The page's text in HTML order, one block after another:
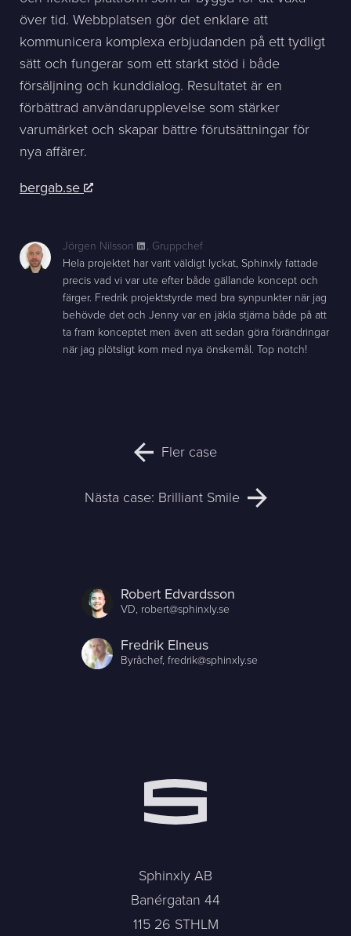
över tid. Webbplatsen gör det enklare att
kommunicera komplexa erbjudanden på ett tydligt
sätt och fungerar som ett starkt stöd i både
försäljning och kunddialog. Resultatet är en
förbättrad användarupplevelse som stärker
varumärket och skapar bättre förutsättningar för
nya affärer.
bergab.se
Jörgen Nilsson , Gruppchef
Hela projektet har varit väldigt lyckat, Sphinxly fattade
precis vad vi var ute efter både gällande koncept och
färger. Fredrik projektstyrde med bra synpunkter när jag
behövde det och Jenny var en jäkla stjärna både på att
ta fram konceptet men även att sedan göra förändringar
när jag plötsligt kom med nya önskemål. Top notch!
Fler case
Nästa case: Brilliant Smile
Robert Edvardsson
VD, robert@sphinxly.se
Fredrik Elneus
Byråchef,fredrik@sphinxly.se
Sphinxly AB
Banérgatan 44
115 26 STHLM